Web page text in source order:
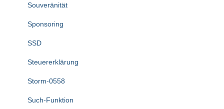
Souveränität
Sponsoring
SSD
Steuererklärung
Storm-0558
Such-Funktion